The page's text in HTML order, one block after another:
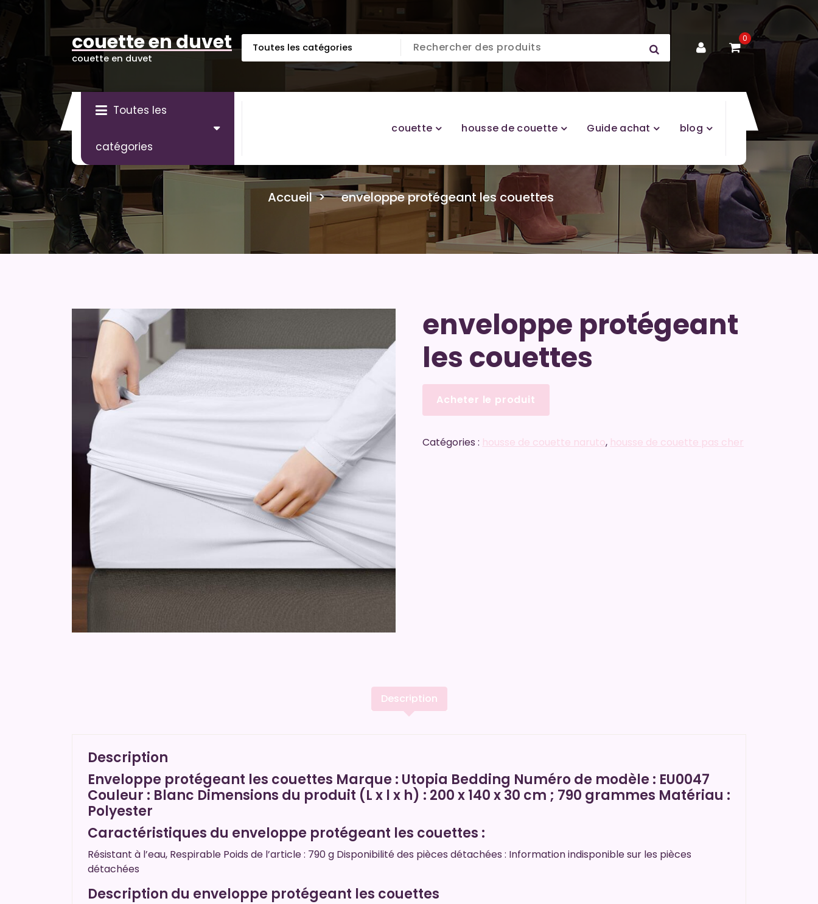
Aller
couette en duvet
couette en duvet
0
Toutes les
catégories
couette housse de couette Guide achat blog
Accueil> enveloppe protégeant les couettes
enveloppe protégeant
les couettes
Acheter le produit
Catégories : housse de couette naruto, housse de couette pas cher
Description
Description
Enveloppe protégeant les couettes Marque : Utopia Bedding Numéro de modèle : EU0047
Couleur : Blanc Dimensions du produit (L x l x h) : 200 x 140 x 30 cm ; 790 grammes Matériau :
Polyester
Caractéristiques du enveloppe protégeant les couettes :
Résistant à l’eau, Respirable Poids de l’article : 790 g Disponibilité des pièces détachées : Information indisponible sur les pièces
détachées
Description du enveloppe protégeant les couettes